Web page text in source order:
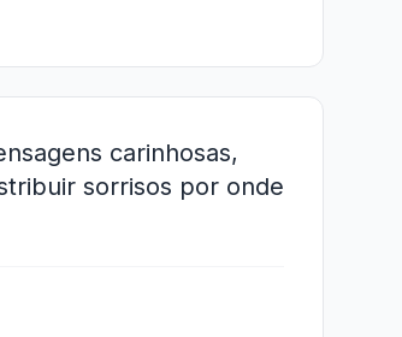
carinhosas,
sorrisos por onde